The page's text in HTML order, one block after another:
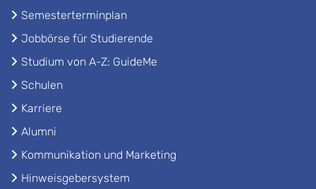
Semesterterminplan
Jobbörse für Studierende
Studium von A-Z: GuideMe
Schulen
Karriere
Alumni
Kommunikation und Marketing
Hinweisgebersystem